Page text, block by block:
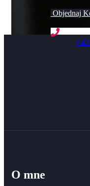
Objednaj
O mne